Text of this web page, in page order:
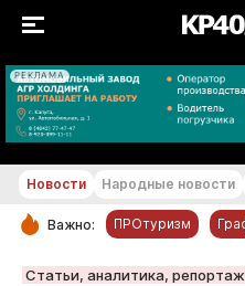
РЕКЛАМА
РУБРИКИ
Новости Народные новости
Важно: ПРОтуризм
Статьи, аналитика,